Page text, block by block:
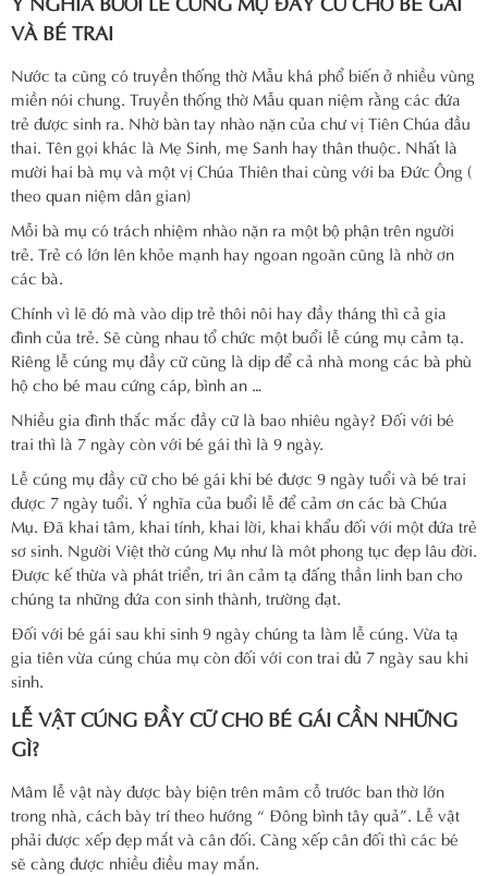
VÀ BÉ TRAI
Nước ta cũng có truyền thống thờ Mẫu khá phổ biến ở nhiều vùng
miền nói chung. Truyền thống thờ Mẫu quan niệm rằng các đứa
trẻ được sinh ra. Nhờ bàn tay nhào nặn của chư vị Tiên Chúa đầu
thai. Tên gọi khác là Mẹ Sinh, mẹ Sanh hay thân thuộc. Nhất là
mười hai bà mụ và một vị Chúa Thiên thai cùng với ba Đức Ông (
theo quan niệm dân gian)
Mỗi bà mụ có trách nhiệm nhào nặn ra một bộ phận trên người
trẻ. Trẻ có lớn lên khỏe mạnh hay ngoan ngoãn cũng là nhờ ơn
các bà.
Chính vì lẽ đó mà vào dịp trẻ thôi nôi hay đầy tháng thì cả gia
đình của trẻ. Sẽ cùng nhau tổ chức một buổi lễ cúng mụ cảm tạ.
Riêng lễ cúng mụ đầy cữ cũng là dịp để cả nhà mong các bà phù
hộ cho bé mau cứng cáp, bình an …
Nhiều gia đình thắc mắc đầy cữ là bao nhiêu ngày? Đối với bé
trai thì là 7 ngày còn với bé gái thì là 9 ngày.
Lễ cúng mụ đầy cữ cho bé gái khi bé được 9 ngày tuổi và bé trai
được 7 ngày tuổi. Ý nghĩa của buổi lễ để cảm ơn các bà Chúa
Mụ. Đã khai tâm, khai tính, khai lời, khai khẩu đối với một đứa trẻ
sơ sinh. Người Việt thờ cúng Mụ như là môt phong tục đẹp lâu đời.
Được kế thừa và phát triển, tri ân cảm tạ đấng thần linh ban cho
chúng ta những đứa con sinh thành, trường đạt.
Đối với bé gái sau khi sinh 9 ngày chúng ta làm lễ cúng. Vừa tạ
gia tiên vừa cúng chúa mụ còn đối với con trai đủ 7 ngày sau khi
sinh.
LỄ VẬT CÚNG ĐẦY CỮ CHO BÉ GÁI CẦN NHỮNG
GÌ?
Mâm lễ vật này được bày biện trên mâm cỗ trước ban thờ lớn
trong nhà, cách bày trí theo hướng “ Đông bình tây quả”. Lễ vật
phải được xếp đẹp mắt và cân đối. Càng xếp cân đối thì các bé
sẽ càng được nhiều điều may mắn.